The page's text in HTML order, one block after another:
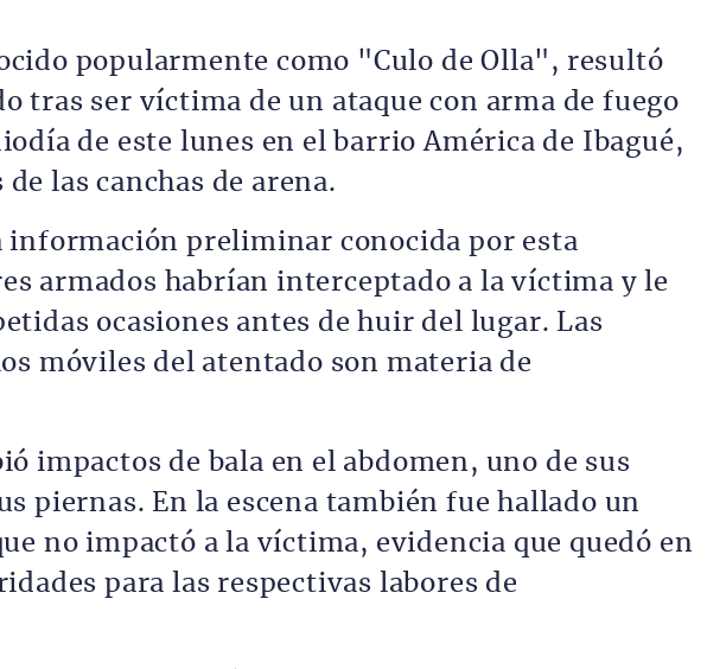
popularmente como "Culo de Olla", resultó
tras ser víctima de un ataque con arma de fuego
de este lunes en el barrio América de Ibagué,
las canchas de arena.
información preliminar conocida por esta
armados habrían interceptado a la víctima y le
ocasiones antes de huir del lugar. Las
móviles del atentado son materia de
impactos de bala en el abdomen, uno de sus
piernas. En la escena también fue hallado un
no impactó a la víctima, evidencia que quedó en
para las respectivas labores de